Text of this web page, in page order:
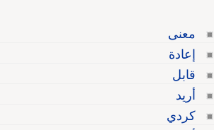
معنى
إعادة
قابل
أريد
كردي